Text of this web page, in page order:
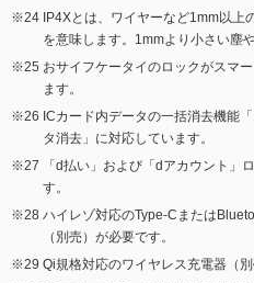
IP4Xとは、ワイヤーなど1mm以上
を意味します。1mmより小さい塵
おサイフケータイのロックがスマ
ます。
ICカード内データの一括消去機能
タ消去」に対応しています。
「d払い」および「dアカウント」
す。
ハイレゾ対応のType-Cまたは
（別売）が必要です。
Qi規格対応のワイヤレス充電器（別